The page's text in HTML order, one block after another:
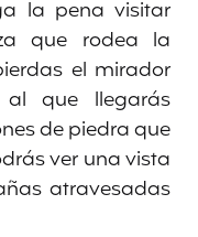
la pena visitar
que rodea la
el mirador
al que llegarás
de piedra que
ver una vista
atravesadas